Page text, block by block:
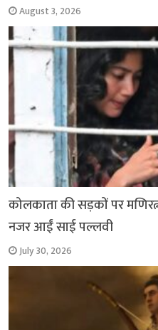
August 3, 2026
कोलकाता की सड़कों पर
नजर आईं साई पल्लवी
July 30, 2026